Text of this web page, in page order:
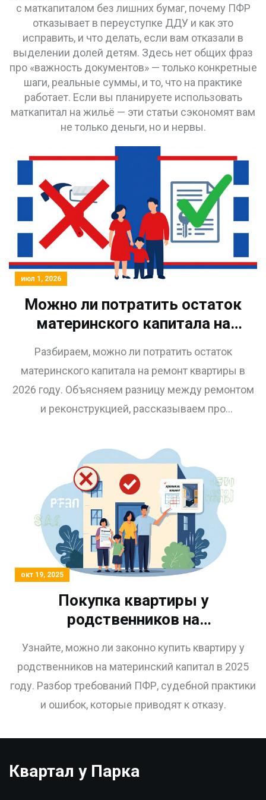
с маткапиталом без лишних бумаг, почему ПФР
отказывает в переуступке ДДУ и как это
исправить, и что делать, если вам отказали в
выделении долей детям. Здесь нет общих фраз
про «важность документов» — только конкретные
шаги, реальные суммы, и то, что на практике
работает. Если вы планируете использовать
маткапитал на жильё — эти статьи сэкономят вам
не только деньги, но и нервы.
июл 1, 2026
Можно ли потратить остаток
материнского капитала на
ремонт квартиры в 2026 году:
законные способы
Разбираем, можно ли потратить остаток
материнского капитала на ремонт квартиры в
2026 году. Объясняем разницу между ремонтом
и реконструкцией, рассказываем про
мошенничества.
окт 19, 2025
Покупка квартиры у
родственников на
законно ли в 2025 году
Узнайте, можно ли законно купить квартиру у
родственников на материнский капитал в 2025
году. Разбор требований ПФР, судебной практики
и ошибок, которые приводят к отказу.
Квартал у Парка